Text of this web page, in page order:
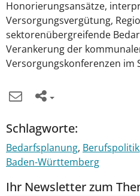
Honorierungsansätze,
Versorgungsvergütung,
sektorenübergreifende
Verankerung der
Versorgungskonferenzen im
Schlagworte:
Bedarfsplanung Berufspolitik
Baden-Württemberg
Ihr Newsletter zum